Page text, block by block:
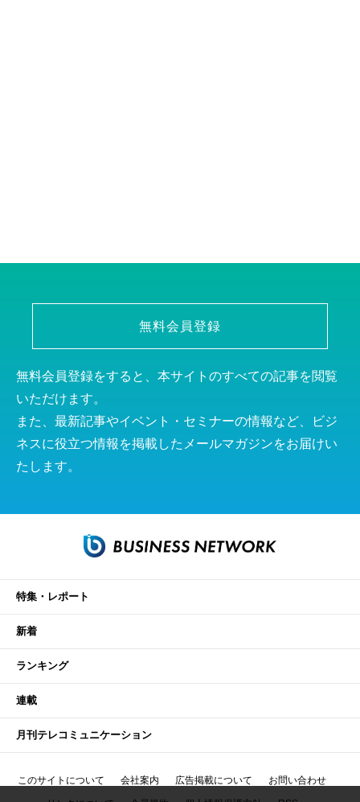
無料会員登録
無料会員登録をすると、本サイトのすべての記事を閲覧
いただけます。
また、最新記事やイベント・セミナーの情報など、ビジ
ネスに役立つ情報を掲載したメールマガジンをお届けい
たします。
特集・レポート
新着
ランキング
連載
月刊テレコミュニケーション
このサイトについて 会社案内 広告掲載について お問い合わせ